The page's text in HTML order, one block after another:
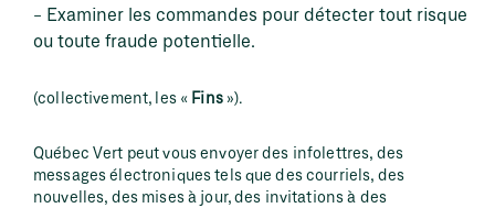
Examiner les commandes pour détecter tout risque
ou toute fraude potentielle.
(collectivement, les « Fins»).
Québec Vert peut vous envoyer des infolettres, des
messages électroniques tels que des courriels, des
nouvelles, des mises à jour, des invitations à des